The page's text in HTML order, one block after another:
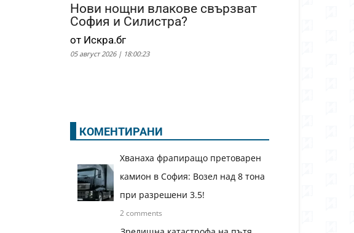
Нови нощни влакове свързват
София и Силистра?
от Искра.бг
05 август 2026 | 18:00:23
КОМЕНТИРАНИ
Хванаха фрапиращо претоварен
камион в София: Возел над 8 тона
при разрешени 3.5!
2 comments